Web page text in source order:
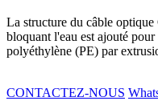
La structure du câble
bloquant l'eau est ajouté
polyéthylène (PE) par
CONTACTEZ-NOUS